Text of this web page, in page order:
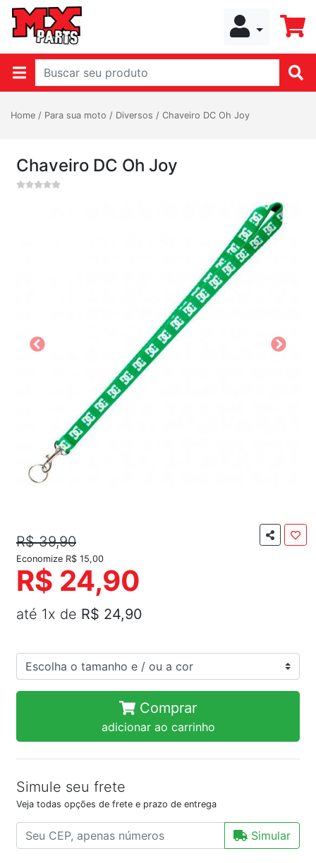
Home / Para sua moto / Diversos / Chaveiro DC Oh Joy
Chaveiro DC Oh Joy
R$ 39,90
Economize R$ 15,00
R$ 24,90
até 1x de R$ 24,90
Comprar
adicionar ao carrinho
Simule seu frete
Veja todas opções de frete e prazo de entrega
Simular